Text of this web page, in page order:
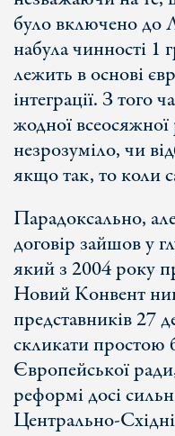
було включено до
набула чинності 1
лежить в основі
інтеграції. З того
жодної
незрозуміло, чи
якщо так, то коли
Парадоксально,
договір зайшов у
який з 2004 року
Новий Конвент
представників 27
скликати простою
Європейської
реформі досі
Центрально-